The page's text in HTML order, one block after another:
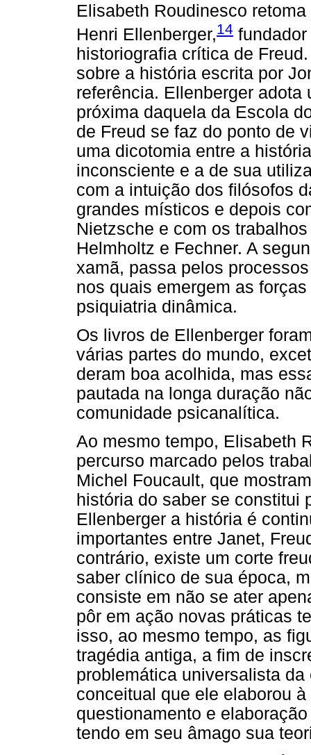
Elisabeth Roudinesco
Henri Ellenberger,14
historiografia crítica de
sobre a história escrita por
referência. Ellenberger
próxima daquela da Escola
de Freud se faz do ponto de
uma dicotomia entre a
inconsciente e a de sua
com a intuição dos filósofos
grandes místicos e depois
Nietzsche e com os
Helmholtz e Fechner. A
xamã, passa pelos
nos quais emergem as
psiquiatria dinâmica.
Os livros de Ellenberger
várias partes do mundo,
deram boa acolhida, mas
pautada na longa duração
comunidade psicanalítica.
Ao mesmo tempo, Elisabeth
percurso marcado pelos
Michel Foucault, que
história do saber se constitui
Ellenberger a história é
importantes entre Janet,
contrário, existe um corte
saber clínico de sua época,
consiste em não se ater
pôr em ação novas práticas
isso, ao mesmo tempo, as
tragédia antiga, a fim de
problemática universalista
conceitual que ele elaborou
questionamento e
tendo em seu âmago sua